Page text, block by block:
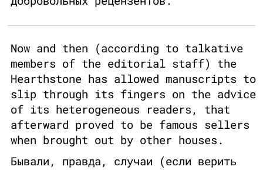
Now and then (according to talkative
members of the editorial staff) the
Hearthstone has allowed manuscripts to
slip through its fingers on the advice
of its heterogeneous readers, that
afterward proved to be famous sellers
when brought out by other houses.
Бывали, правда, случаи (если верить